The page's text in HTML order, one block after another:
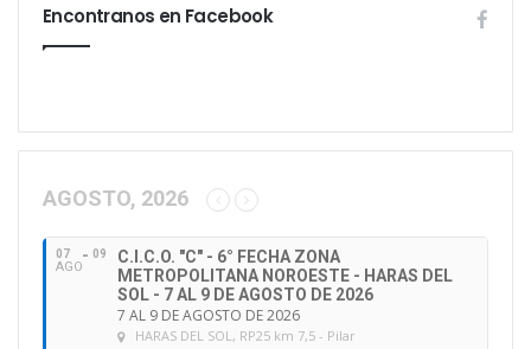
s
e
c
ó
Encontranos en Facebook
AGOSTO, 2026
07
AGO
09
C.I.C.O. "C" - 6° FECHA ZONA
METROPOLITANA NOROESTE - HARAS DEL
SOL - 7 AL 9 DE AGOSTO DE 2026
7 AL 9 DE AGOSTO DE 2026
HARAS DEL SOL, RP25 km 7,5 - Pilar